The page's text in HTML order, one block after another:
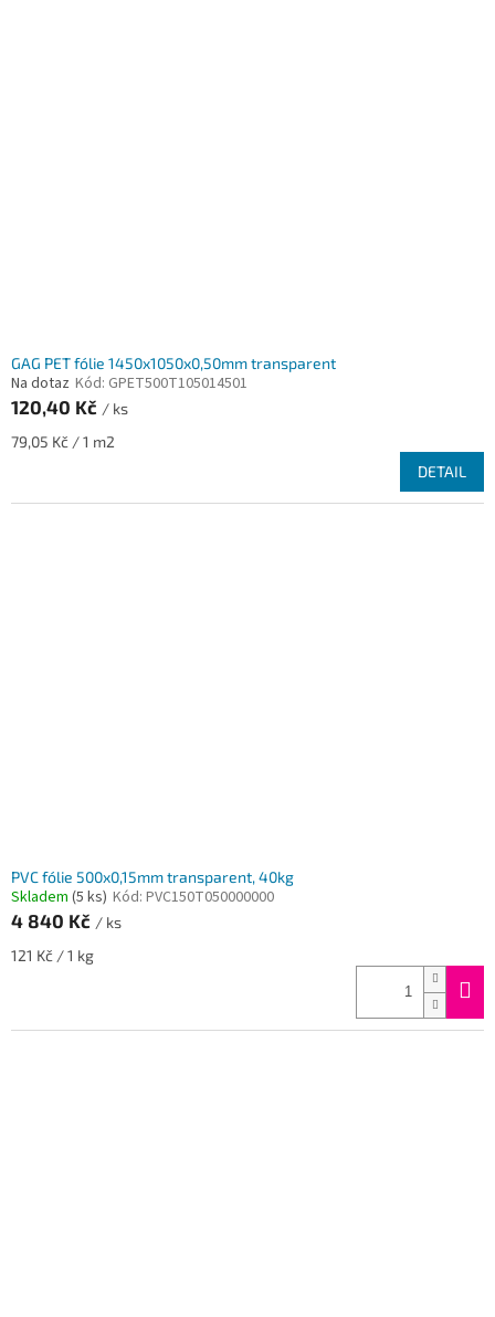
GAG PET fólie 1450x1050x0,50mm transparent
Na dotaz Kód: GPET500T105014501
120,40 Kč / ks
Měrná
79,05 Kč / 1 m2
DETAIL
PVC fólie 500x0,15mm transparent, 40kg
Skladem (5 ks) Kód: PVC150T050000000
4 840 Kč / ks
Měrná
121 Kč / 1 kg